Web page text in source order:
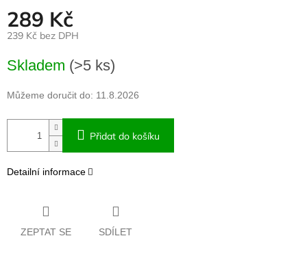
289 Kč
239 Kč bez DPH
cena:
Skladem (>5 ks)
Můžeme doručit do: 11.8.2026
Přidat do košíku
Detailní informace
ZEPTAT SE SDÍLET